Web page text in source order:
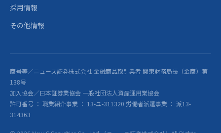
採用情報
その他情報
商号等／ニュース証券株式会社 金融商品取引業者 関東財務局長（金商）第
138号
加入協会／日本証券業協会 一般社団法人資産運用業協会
許可番号 ： 職業紹介事業 ： 13-ユ-311320 労働者派遣事業 ： 派13-
314363